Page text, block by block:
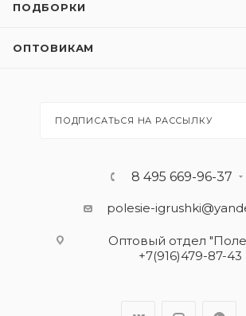
ПОДБОРКИ
ОПТОВИКАМ
ПОДПИСАТЬСЯ НА РАССЫЛКУ
8 495 669-96-37
polesie-
Оптовый отдел
+7(916)479-87-43